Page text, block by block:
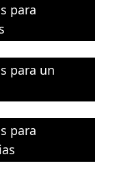
para
para un
para